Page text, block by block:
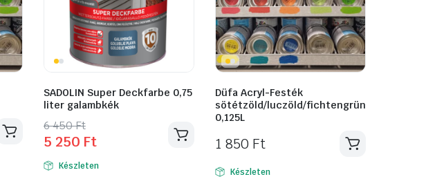
SADOLIN Super Deckfarbe 0,75
liter galambkék
6 450Ft
Original
price
was:
5 250 Ft
Current
price
is: Készleten
Düfa Acryl-Festék
sötétzöld/luczöld/fichtengrün
0,125L
1 850 Ft
Készleten